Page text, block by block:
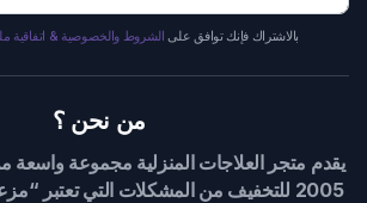
بالاشتراك فإنك توافق على الشروط والخصوصية & اتفاقية
من نحن ؟
يقدم متجر العلاجات المنزلية مجموعة واسعة
2005 للتخفيف من المشكلات التي تعتبر